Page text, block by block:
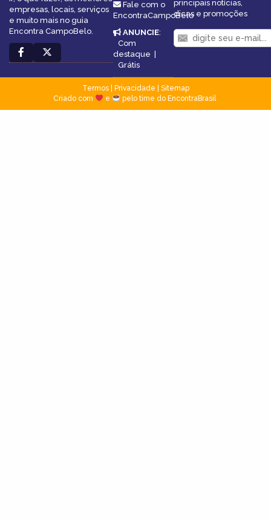
empresas, locais, serviços
e muito mais no guia
Encontra CampoBelo.
Fale com o
EncontraCampoBelo
ANUNCIE:
Com
destaque |
Grátis
principais notícias,
dicas e promoções
Termos| Privacidade
Sitemap
Criado com
e pelo time do EncontraBrasil